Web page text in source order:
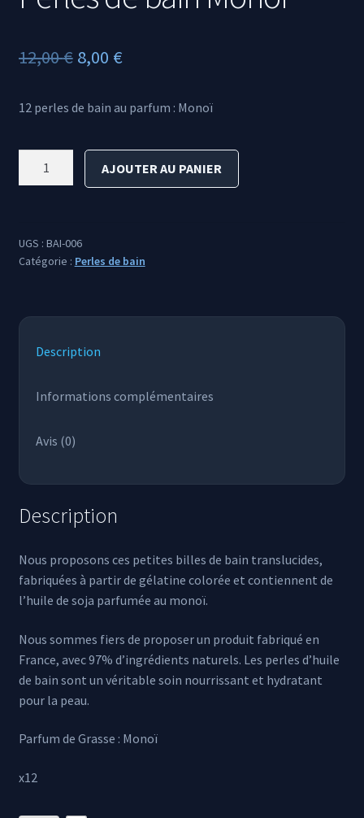
12,00€ Le
initial
était :
12,00 €.
8,00 €Le
actuel
est :
8,00 €.
12 perles de bain au parfum : Monoï
bain
Monoï
AJOUTER AU PANIER
UGS : BAI-006
Catégorie : Perles de bain
Description
Informations complémentaires
Avis (0)
Description
Nous proposons ces petites billes de bain translucides,
fabriquées à partir de gélatine colorée et contiennent de
l’huile de soja parfumée au monoï.
Nous sommes fiers de proposer un produit fabriqué en
France, avec 97% d’ingrédients naturels. Les perles d’huile
de bain sont un véritable soin nourrissant et hydratant
pour la peau.
Parfum de Grasse : Monoï
x12